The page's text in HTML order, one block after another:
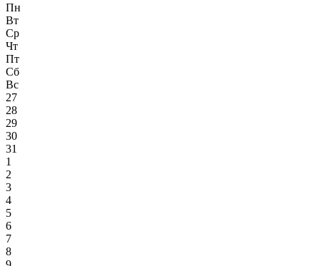
Пн
Вт
Ср
Чт
Пт
Сб
Вс
27
28
29
30
31
1
2
3
4
5
6
7
8